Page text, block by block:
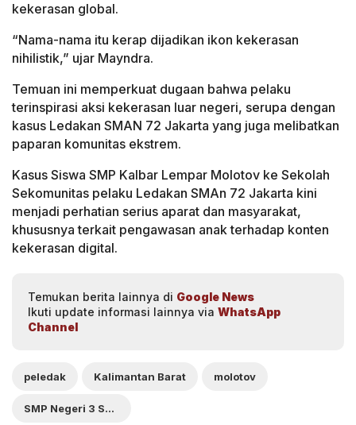
kekerasan global.
“Nama-nama itu kerap dijadikan ikon kekerasan
nihilistik,” ujar Mayndra.
Temuan ini memperkuat dugaan bahwa pelaku
terinspirasi aksi kekerasan luar negeri, serupa dengan
kasus Ledakan SMAN 72 Jakarta yang juga melibatkan
paparan komunitas ekstrem.
Kasus Siswa SMP Kalbar Lempar Molotov ke Sekolah
Sekomunitas pelaku Ledakan SMAn 72 Jakarta kini
menjadi perhatian serius aparat dan masyarakat,
khususnya terkait pengawasan anak terhadap konten
kekerasan digital.
Temukan berita lainnya di Google News
Ikuti update informasi lainnya via WhatsApp
Channel
peledak Kalimantan Barat molotov
SMP Negeri 3 Sungai Raya